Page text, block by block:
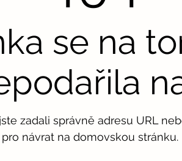
se na
zadali správně adresu URL
pro návrat na domovskou stránku.